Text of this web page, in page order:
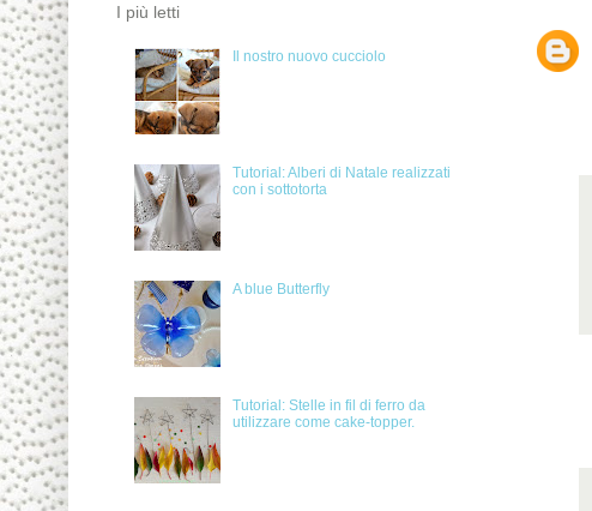
I più letti
Il nostro nuovo cucciolo
Tutorial: Alberi di Natale realizzati
con i sottotorta
A blue Butterfly
Tutorial: Stelle in fil di ferro da
utilizzare come cake-topper.